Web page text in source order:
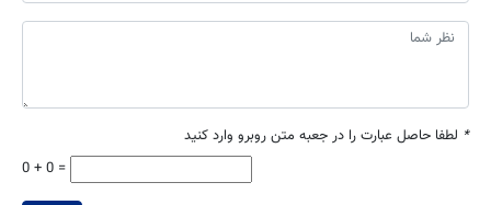
* لطفا حاصل عبارت را در جعبه متن روبرو وارد کنید
0 + 0 =